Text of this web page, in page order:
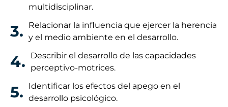
multidisciplinar.
3.
Relacionar la influencia que ejercer la herencia
y el medio ambiente en el desarrollo.
4.
Describir el desarrollo de las capacidades
perceptivo-motrices.
5.
Identificar los efectos del apego en el
desarrollo psicológico.